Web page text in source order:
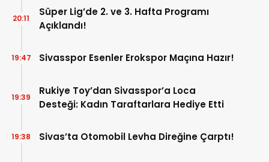
Süper Lig’de 2. ve 3. Hafta Programı
Açıklandı!
20:11
Sivasspor Esenler Erokspor Maçına Hazır!
19:47
Rukiye Toy’dan Sivasspor’a Loca
Desteği: Kadın Taraftarlara Hediye Etti
19:39
Sivas’ta Otomobil Levha Direğine Çarptı!
19:38